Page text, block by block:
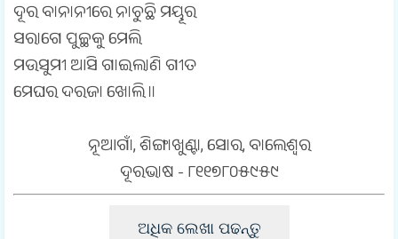
ଦୂର ବାନାନୀରେ ନାଚୁଛି ମୟୂର
ସରାଗେ ପୁଚ୍ଛକୁ ମେଲି
ମଉସୁମୀ ଆସି ଗାଇଲାଣି ଗୀତ
ମେଘର ଦରଜା ଖୋଲି ॥
ନୂଆଗାଁ, ଶିଙ୍ଗାଖୁଣ୍ଟା, ସୋର, ବାଲେଶ୍ଵର
ଦୂରଭାଷ - ୮୧୧୭୮୦୫୯୫୯
ଅଧିକ ଲେଖା ପଢନ୍ତୁ